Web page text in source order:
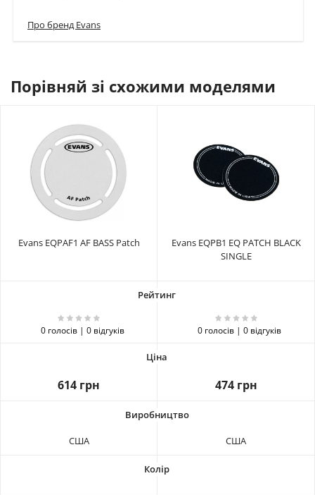
Про бренд Evans
Порівняй зі схожими моделями
Evans EQPAF1 AF BASS Patch
Evans EQPB1 EQ PATCH BLACK
SINGLE
0 голосів | 0 відгуків 0 голосів | 0 відгуків
614 грн 474 грн
США США